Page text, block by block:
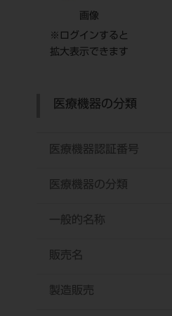
画像
※ログインすると
拡大表示できます
医療機器の分類
医療機器認証番号
医療機器の分類
一般的名称
販売名
製造販売